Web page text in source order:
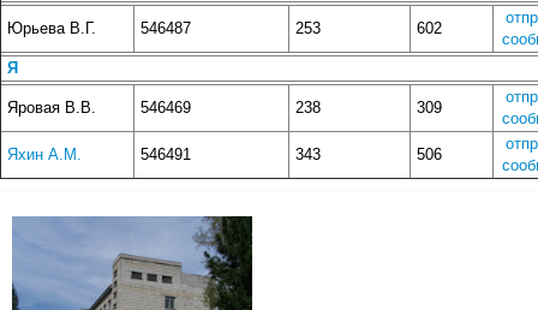
Юрьева В.Г. 546487 253 602
Я
Яровая В.В. 546469 238 309
Яхин А.М.
546491 343 506